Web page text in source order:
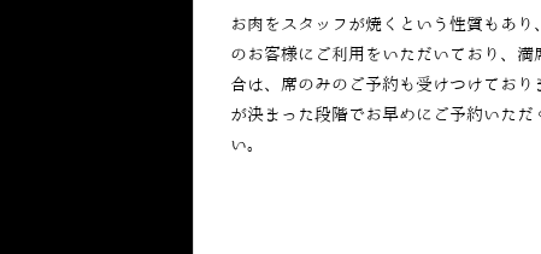
お肉をスタッフが焼くという性質もあ
のお客様にご利用をいただいており、
合は、席のみのご予約も受けつけてお
が決まった段階でお早めにご予約いた
い。